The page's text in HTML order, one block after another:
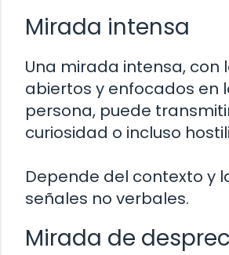
Mirada intensa
Una mirada intensa, con
abiertos y enfocados en
persona, puede
curiosidad o incluso
Depende del contexto y
señales no verbales.
Mirada de